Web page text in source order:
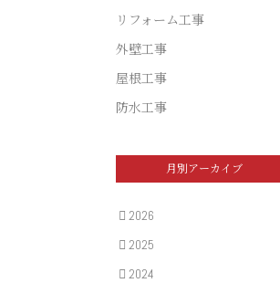
リフォーム工事
外壁工事
屋根工事
防水工事
月別アーカイブ
2026
2025
2024